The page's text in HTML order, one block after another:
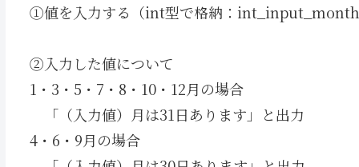
①値を入力する（int型で格納：
②入力した値について
1・3・5・7・8・10・12月の場合
「（入力値）月は31日あります」と出力
4・6・9月の場合